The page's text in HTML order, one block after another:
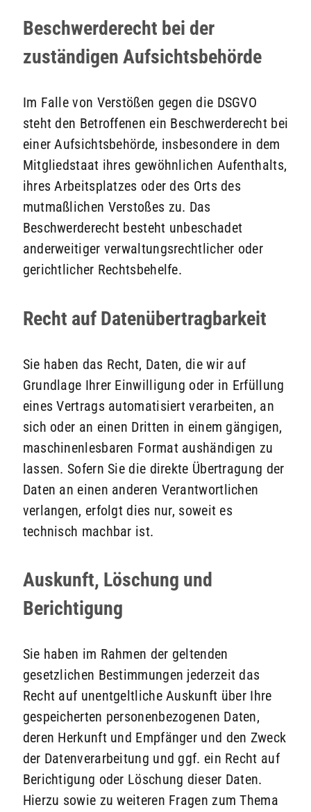
Beschwerde­recht bei der
zuständigen Aufsichts­behörde
Im Falle von Verstößen gegen die DSGVO
steht den Betroffenen ein Beschwerderecht bei
einer Aufsichtsbehörde, insbesondere in dem
Mitgliedstaat ihres gewöhnlichen Aufenthalts,
ihres Arbeitsplatzes oder des Orts des
mutmaßlichen Verstoßes zu. Das
Beschwerderecht besteht unbeschadet
anderweitiger verwaltungsrechtlicher oder
gerichtlicher Rechtsbehelfe.
Recht auf Daten­übertrag­barkeit
Sie haben das Recht, Daten, die wir auf
Grundlage Ihrer Einwilligung oder in Erfüllung
eines Vertrags automatisiert verarbeiten, an
sich oder an einen Dritten in einem gängigen,
maschinenlesbaren Format aushändigen zu
lassen. Sofern Sie die direkte Übertragung der
Daten an einen anderen Verantwortlichen
verlangen, erfolgt dies nur, soweit es
technisch machbar ist.
Auskunft, Löschung und
Berichtigung
Sie haben im Rahmen der geltenden
gesetzlichen Bestimmungen jederzeit das
Recht auf unentgeltliche Auskunft über Ihre
gespeicherten personenbezogenen Daten,
deren Herkunft und Empfänger und den Zweck
der Datenverarbeitung und ggf. ein Recht auf
Berichtigung oder Löschung dieser Daten.
Hierzu sowie zu weiteren Fragen zum Thema